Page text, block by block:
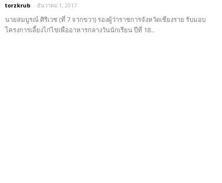
torzkrub - ธันวาคม 1, 2017
นายสมบูรณ์ ศิริเวช (ที่ 7 จากขวา) รองผู้ว่าราชการจังหวัดเชียงราย รับมอบ
โครงการเลี้ยงไก่ไข่เพื่ออาหารกลางวันนักเรียน ปีที่ 18...